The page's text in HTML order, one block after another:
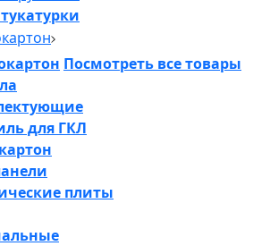
Посмотреть все товары
для ГКЛ
плиты